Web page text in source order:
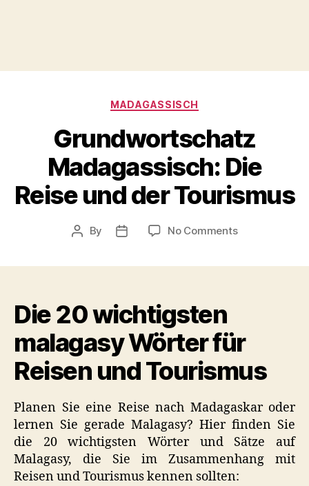
Categories
MADAGASSISCH
Grundwortschatz
Madagassisch: Die
Reise und der Tourismus
Post
By
Post
No Commentson
Tourismus
Die 20 wichtigsten
malagasy Wörter für
Reisen und Tourismus
Planen Sie eine Reise nach Madagaskar oder
lernen Sie gerade Malagasy? Hier finden Sie
die 20 wichtigsten Wörter und Sätze auf
Malagasy, die Sie im Zusammenhang mit
Reisen und Tourismus kennen sollten: